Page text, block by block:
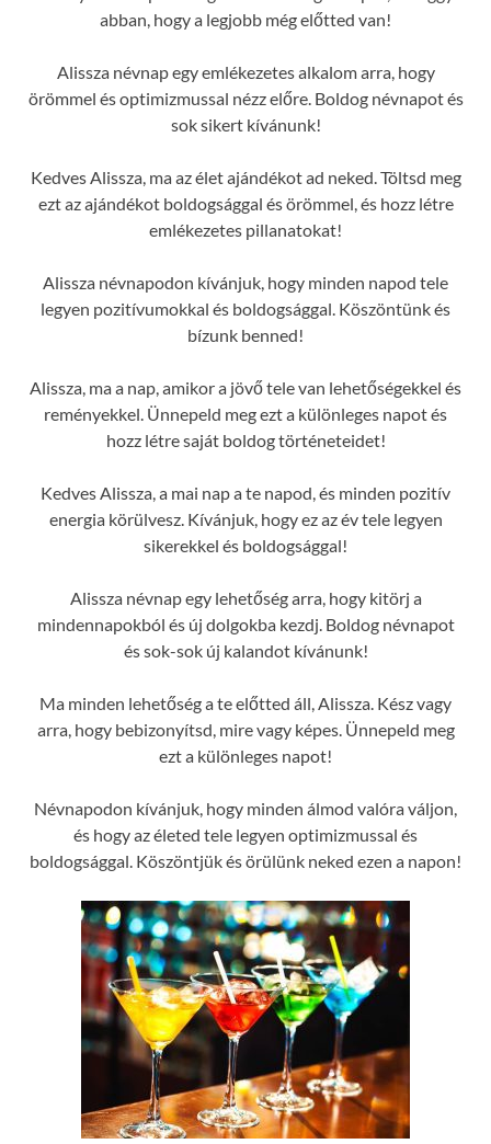
abban, hogy a legjobb még előtted van!
Alissza névnap egy emlékezetes alkalom arra, hogy
örömmel és optimizmussal nézz előre. Boldog névnapot és
sok sikert kívánunk!
Kedves Alissza, ma az élet ajándékot ad neked. Töltsd meg
ezt az ajándékot boldogsággal és örömmel, és hozz létre
emlékezetes pillanatokat!
Alissza névnapodon kívánjuk, hogy minden napod tele
legyen pozitívumokkal és boldogsággal. Köszöntünk és
bízunk benned!
Alissza, ma a nap, amikor a jövő tele van lehetőségekkel és
reményekkel. Ünnepeld meg ezt a különleges napot és
hozz létre saját boldog történeteidet!
Kedves Alissza, a mai nap a te napod, és minden pozitív
energia körülvesz. Kívánjuk, hogy ez az év tele legyen
sikerekkel és boldogsággal!
Alissza névnap egy lehetőség arra, hogy kitörj a
mindennapokból és új dolgokba kezdj. Boldog névnapot
és sok-sok új kalandot kívánunk!
Ma minden lehetőség a te előtted áll, Alissza. Kész vagy
arra, hogy bebizonyítsd, mire vagy képes. Ünnepeld meg
ezt a különleges napot!
Névnapodon kívánjuk, hogy minden álmod valóra váljon,
és hogy az életed tele legyen optimizmussal és
boldogsággal. Köszöntjük és örülünk neked ezen a napon!